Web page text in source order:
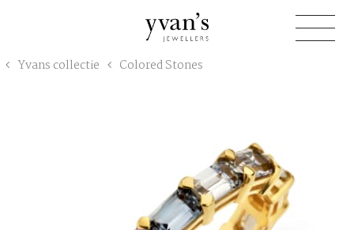
Jewellers
Yvans collectie Colored Stones